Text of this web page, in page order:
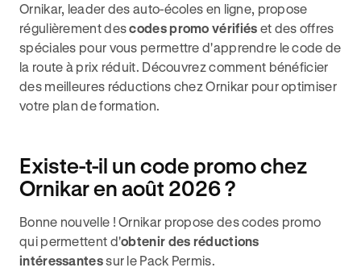
Ornikar, leader des auto-écoles en ligne, propose
régulièrement descodes promo vérifiés et des offres
spéciales pour vous permettre d'apprendre le code de
la route à prix réduit. Découvrez comment bénéficier
des meilleures réductions chez Ornikar pour optimiser
votre plan de formation.
Existe-t-il un code promo chez
Ornikar en août 2026 ?
Bonne nouvelle ! Ornikar propose des codes promo
qui permettent d'obtenir des réductions
intéressantessur le Pack Permis.